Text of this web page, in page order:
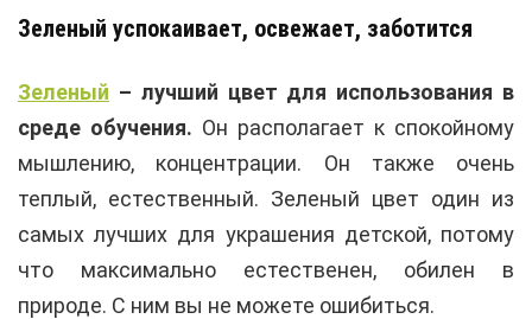
Зеленый успокаивает, освежает, заботится
Зеленый – лучший цвет для использования в
среде обучения. Он располагает к спокойному
мышлению, концентрации. Он также очень
теплый, естественный. Зеленый цвет один из
самых лучших для украшения детской, потому
что максимально естественен, обилен в
природе. С ним вы не можете ошибиться.